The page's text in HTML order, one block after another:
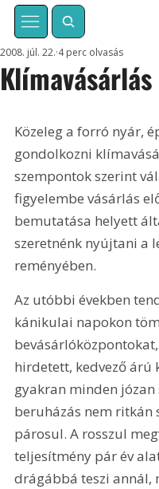
2008. júl. 22. 4 perc olvasás
Közeleg a forró nyár,
gondolkozni
szempontok szerint
figyelembe vásárlás
bemutatása helyett
szeretnénk nyújtani a
reményében.
Az utóbbi években
kánikulai napokon
hirdetett, kedvező árú
gyakran minden
beruházás nem ritkán
párosul. A rosszul
teljesítmény pár év
drágábbá teszi annál,